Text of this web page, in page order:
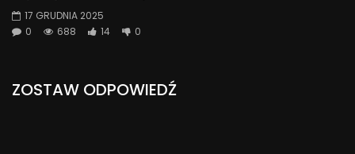
17 GRUDNIA 2025
0
688 14 0
ZOSTAW ODPOWIEDŹ